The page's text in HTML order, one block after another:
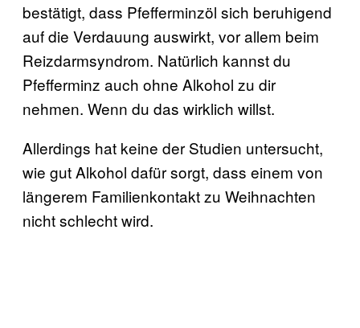
bestätigt, dass Pfefferminzöl sich beruhigend
auf die Verdauung auswirkt, vor allem beim
Reizdarmsyndrom. Natürlich kannst du
Pfefferminz auch ohne Alkohol zu dir
nehmen. Wenn du das wirklich willst.
Allerdings hat keine der Studien untersucht,
wie gut Alkohol dafür sorgt, dass einem von
längerem Familienkontakt zu Weihnachten
nicht schlecht wird.